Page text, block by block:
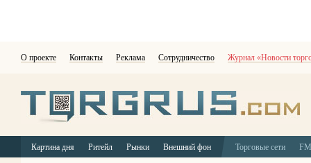
О проекте Контакты Реклама Сотрудничество Журнал «Новости
Картина дня Ритейл Рынки Внешний фон Торговые сети